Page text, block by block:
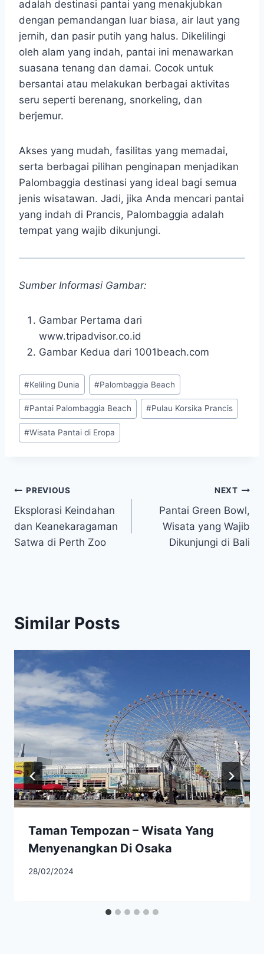
adalah destinasi pantai yang menakjubkan
dengan pemandangan luar biasa, air laut yang
jernih, dan pasir putih yang halus. Dikelilingi
oleh alam yang indah, pantai ini menawarkan
suasana tenang dan damai. Cocok untuk
bersantai atau melakukan berbagai aktivitas
seru seperti berenang, snorkeling, dan
berjemur.
Akses yang mudah, fasilitas yang memadai,
serta berbagai pilihan penginapan menjadikan
Palombaggia destinasi yang ideal bagi semua
jenis wisatawan. Jadi, jika Anda mencari pantai
yang indah di Prancis, Palombaggia adalah
tempat yang wajib dikunjungi.
Sumber Informasi Gambar:
Gambar Pertama dari
www.tripadvisor.co.id
Gambar Kedua dari 1001beach.com
Post
Tags:
#Keliling Dunia #Palombaggia Beach
#Pantai Palombaggia Beach #Pulau Korsika Prancis
#Wisata Pantai di Eropa
Post
navigation
PREVIOUS
Eksplorasi Keindahan
dan Keanekaragaman
Satwa di Perth Zoo
NEXT
Pantai Green Bowl,
Wisata yang Wajib
Dikunjungi di Bali
Similar Posts
Taman Tempozan – Wisata Yang
Menyenangkan Di Osaka
28/02/2024